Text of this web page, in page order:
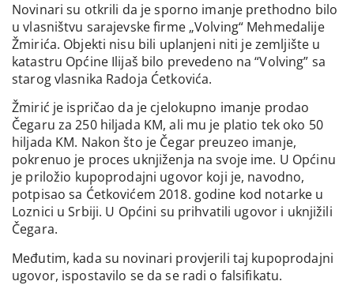
Novinari su otkrili da je sporno imanje prethodno bilo
u vlasništvu sarajevske firme „Volving“ Mehmedalije
Žmirića. Objekti nisu bili uplanjeni niti je zemljište u
katastru Općine Ilijaš bilo prevedeno na “Volving” sa
starog vlasnika Radoja Ćetkovića.
Žmirić je ispričao da je cjelokupno imanje prodao
Čegaru za 250 hiljada KM, ali mu je platio tek oko 50
hiljada KM. Nakon što je Čegar preuzeo imanje,
pokrenuo je proces uknjiženja na svoje ime. U Općinu
je priložio kupoprodajni ugovor koji je, navodno,
potpisao sa Ćetkovićem 2018. godine kod notarke u
Loznici u Srbiji. U Općini su prihvatili ugovor i uknjižili
Čegara.
Međutim, kada su novinari provjerili taj kupoprodajni
ugovor, ispostavilo se da se radi o falsifikatu.